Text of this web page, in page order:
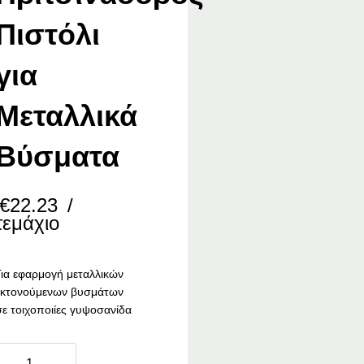
22.23 /
εφαρμογή μεταλλικών
βυσμάτων
τοιχοποιίες γυψοσανίδα